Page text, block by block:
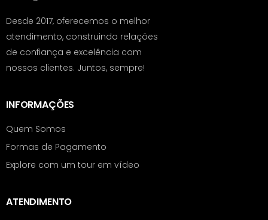
Desde 2017, oferecemos o melhor
atendimento, construindo relações
de confiança e excelência com
nossos clientes. Juntos, sempre!
INFORMAÇÕES
Quem Somos
Formas de Pagamento
Explore com um tour em vídeo
ATENDIMENTO